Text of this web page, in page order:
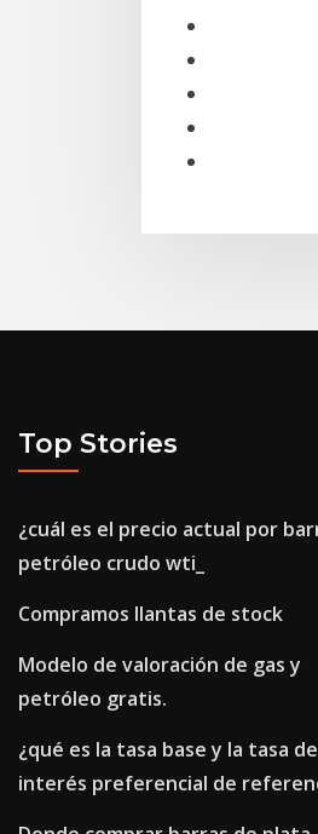
Top Stories
¿cuál es el precio actual por
petróleo crudo wti_
Compramos llantas de stock
Modelo de valoración de gas y
petróleo gratis.
¿qué es la tasa base y la tasa de
interés preferencial de